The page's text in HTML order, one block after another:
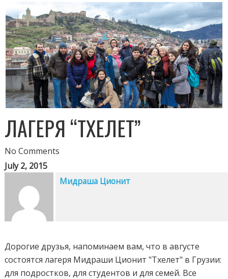
ЛАГЕРЯ “ТХЕЛЕТ”
No Comments
July 2, 2015
Мидраша Ционит
Дорогие друзья, напоминаем вам, что в августе
состоятся лагеря Мидраши Ционит "Тхелет" в Грузии:
для подростков, для студентов и для семей. Все